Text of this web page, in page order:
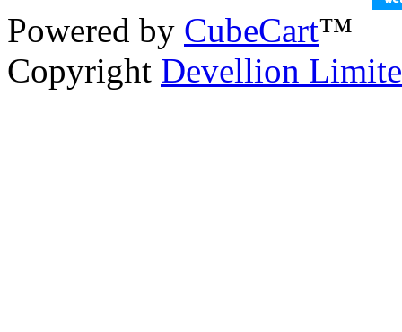
Powered by CubeCart™
Copyright Devellion